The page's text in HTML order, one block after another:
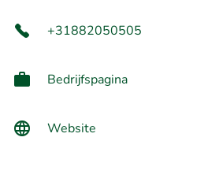
+31882050505
Bedrijfspagina
Website